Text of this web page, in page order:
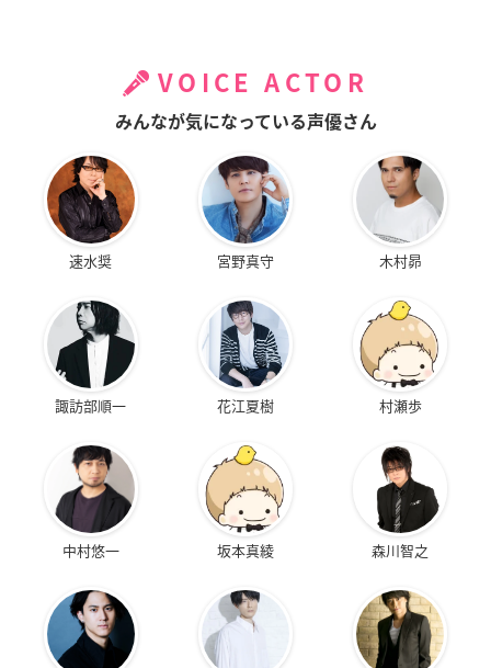
VOICE ACTOR
みんなが気になっている声優さん
速水奨 宮野真守 木村昴
諏訪部順一 花江夏樹 村瀬歩
中村悠一 坂本真綾 森川智之